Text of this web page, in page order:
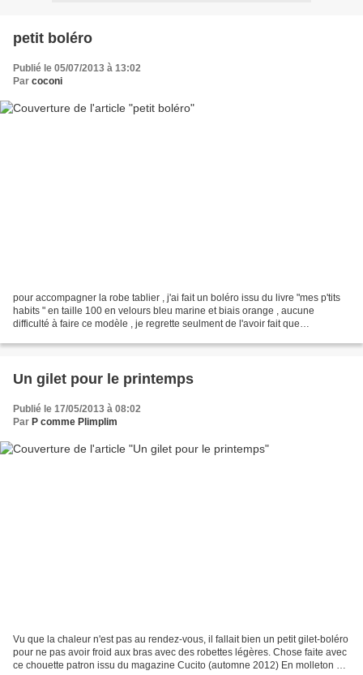
petit boléro
Publié le 05/07/2013 à 13:02
Par coconi
pour accompagner la robe tablier , j'ai fait un boléro issu du livre "mes p'tits
habits " en taille 100 en velours bleu marine et biais orange , aucune
difficulté à faire ce modèle , je regrette seulment de l'avoir fait que
Un gilet pour le printemps
Publié le 17/05/2013 à 08:02
Par P comme Plimplim
Vu que la chaleur n'est pas au rendez-vous, il fallait bien un petit gilet-boléro
pour ne pas avoir froid aux bras avec des robettes légères. Chose faite avec
ce chouette patron issu du magazine Cucito (automne 2012) En molleton de